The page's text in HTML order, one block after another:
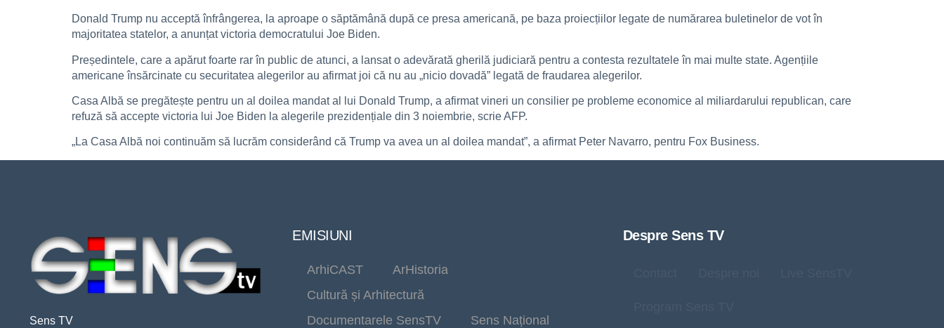
Donald Trump nu acceptă înfrângerea, la aproape o săptămână după ce presa americană, pe baza proiecțiilor legate de numărarea buletinelor de vot în
majoritatea statelor, a anunțat victoria democratului Joe Biden.
Președintele, care a apărut foarte rar în public de atunci, a lansat o adevărată gherilă judiciară pentru a contesta rezultatele în mai multe state. Agențiile
americane însărcinate cu securitatea alegerilor au afirmat joi că nu au „nicio dovadă” legată de fraudarea alegerilor.
Casa Albă se pregătește pentru un al doilea mandat al lui Donald Trump, a afirmat vineri un consilier pe probleme economice al miliardarului republican, care
refuză să accepte victoria lui Joe Biden la alegerile prezidențiale din 3 noiembrie, scrie AFP.
„La Casa Albă noi continuăm să lucrăm considerând că Trump va avea un al doilea mandat”, a afirmat Peter Navarro, pentru Fox Business.
Sens TV
EMISIUNI
ArhiCAST
ArHistoria
Cultură și Arhitectură
Documentarele SensTV
Sens Național
Despre Sens TV